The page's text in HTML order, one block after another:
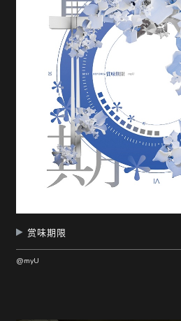
赏味期限
@myU